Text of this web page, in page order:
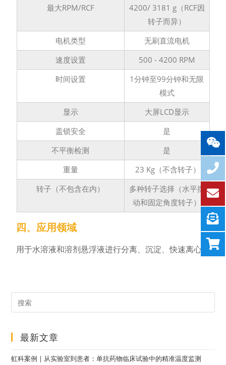
最大RPM/RCF
4200/ 3181 g（RCF因
转子而异）
电机类型
无刷直流电机
速度设置
500 - 4200 RPM
时间设置
1分钟至99分钟和无限
模式
显示
大屏LCD显示
盖锁安全
是
不平衡检测
是
重量
23 Kg（不含转子）
转子（不包含在内）
多种转子选择（水平摆
动和固定角度转子）
四、应用领域
用于水溶液和溶剂悬浮液进行分离、沉淀、快速离心
最新文章
虹科案例 | 从实验室到患者：单抗药物临床试验中的精准温度监测